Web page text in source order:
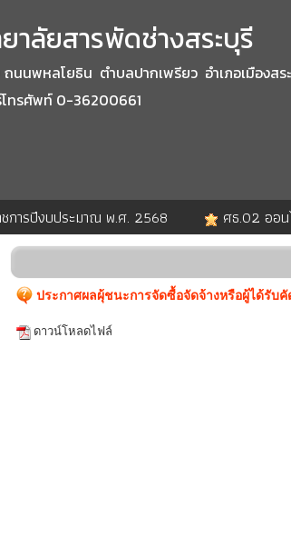
าลัยสารพัดช่างสระบุรี
ถนนพหลโยธิน ตำบลปากเพรียว อำเภอเมืองสร
โทรศัพท์ 0-36200661
การปีงบประมาณ พ.ศ. 2568 ศธ.02 ออ
ประกาศผลผุ้ชนะการจัดซื้อจัดจ้างหรือผู้ได้รับ
ดาวน์โหลดไฟล์